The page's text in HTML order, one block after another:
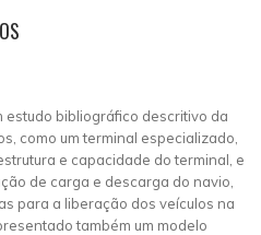
bibliográfico descritivo da
como um terminal especializado,
e capacidade do terminal, e
de carga e descarga do navio,
para a liberação dos veículos na
também um modelo